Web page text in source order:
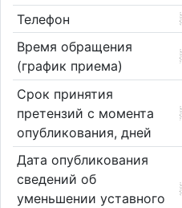
Телефон
Время обращения
(график приема)
Срок принятия
претензий с момента
опубликования, дней
Дата опубликования
сведений об
уменьшении уставного